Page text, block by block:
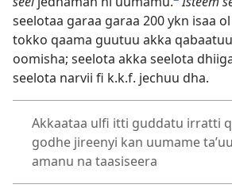
seelotaa garaa garaa 200 ykn isaa ol
tokko qaama guutuu akka
oomisha; seelota akka seelota
seelota narvii fi k.k.f. jechuu dha.
Akkaataa ulfi itti guddatu irratti
godhe jireenyi kan uumame
amanu na taasiseera